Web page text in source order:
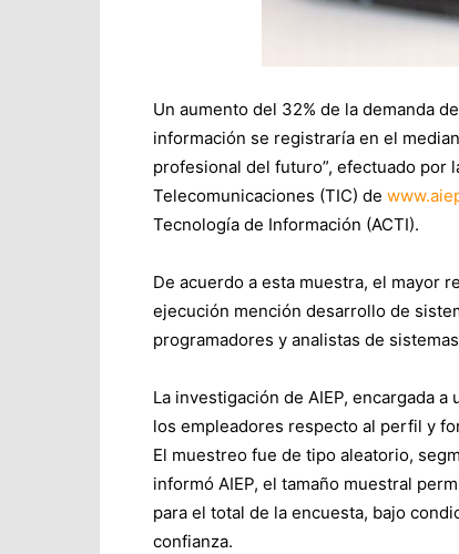
Un aumento del 32% de la demanda
información se registraría en el
profesional del futuro”, efectuado por
Telecomunicaciones (TIC) de
Tecnología de Información (ACTI).
De acuerdo a esta muestra, el mayor
ejecución mención desarrollo de
programadores y analistas de
La investigación de AIEP, encargada
los empleadores respecto al perfil y
El muestreo fue de tipo aleatorio,
informó AIEP, el tamaño muestral
para el total de la encuesta, bajo
confianza.